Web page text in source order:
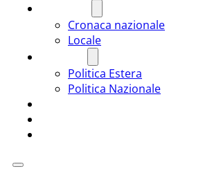
Cronaca nazionale
Locale
Politica Estera
Politica Nazionale